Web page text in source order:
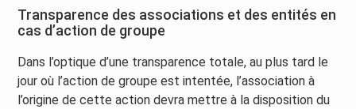
Transparence des associations et des entités en
cas d’action de groupe
Dans l’optique d’une transparence totale, au plus tard le
jour où l’action de groupe est intentée, l’association à
l’origine de cette action devra mettre à la disposition du